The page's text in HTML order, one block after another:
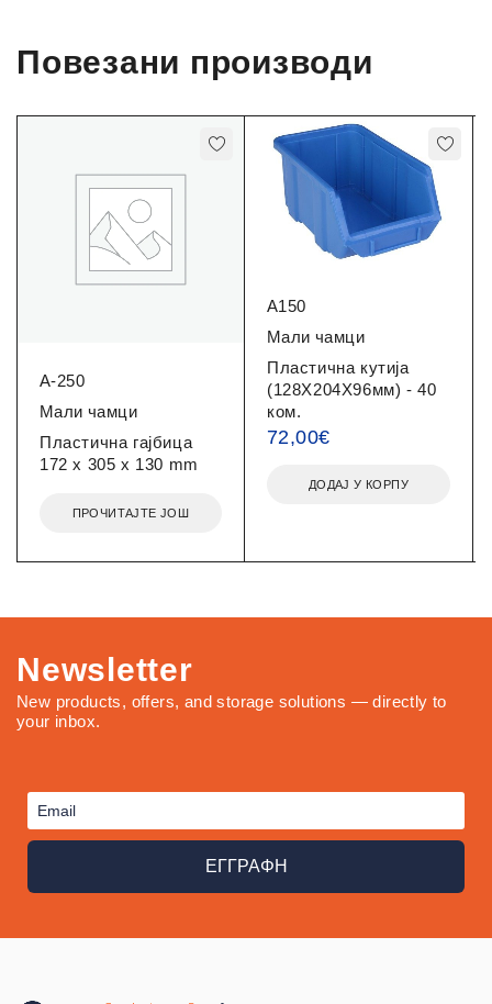
Повезани производи
A-250
Мали чамци
Пластична гајбица
172 x 305 x 130 mm
ПРОЧИТАЈТЕ ЈОШ
A150
Мали чамци
Пластична кутија
(128X204X96мм) - 40
ком.
72,00€
ДОДАЈ У КОРПУ
Newsletter
New products, offers, and storage solutions — directly to
your inbox.
ΕΓΓΡΑΦΗ